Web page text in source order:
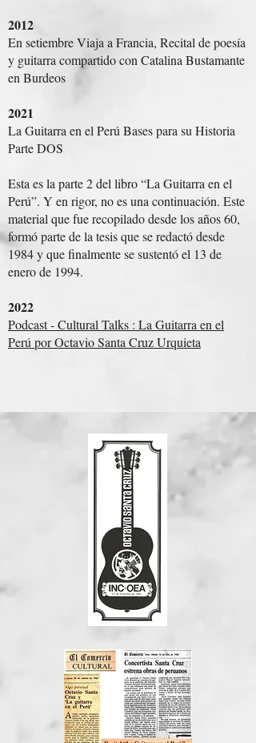
2012
En setiembre Viaja a Francia, Recital de poesía
y guitarra compartido con Catalina Bustamante
en Burdeos
2021
La Guitarra en el Perú Bases para su Historia
Parte DOS
Esta es la parte 2 del libro “La Guitarra en el
Perú”. Y en rigor, no es una continuación. Este
material que fue recopilado desde los años 60,
formó parte de la tesis que se redactó desde
1984 y que finalmente se sustentó el 13 de
enero de 1994.
2022
Podcast - Cultural Talks : La Guitarra en el
Perú por Octavio Santa Cruz Urquieta